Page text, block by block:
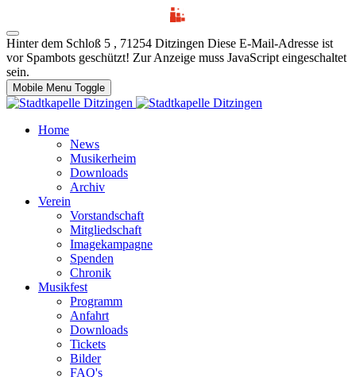
Hinter dem Schloß 5 , 71254 Ditzingen Diese E-Mail-Adresse ist
vor Spambots geschützt! Zur Anzeige muss JavaScript eingeschaltet
sein.
Mobile Menu Toggle
Home
News
Musikerheim
Downloads
Archiv
Verein
Vorstandschaft
Mitgliedschaft
Imagekampagne
Spenden
Chronik
Musikfest
Programm
Anfahrt
Downloads
Tickets
Bilder
FAQ's